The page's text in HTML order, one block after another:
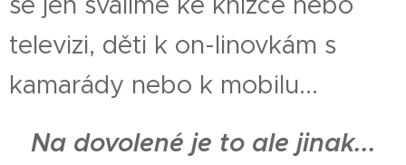
televizi, děti k on-linovkám s
kamarády nebo k mobilu...
Na dovolené je to ale jinak...